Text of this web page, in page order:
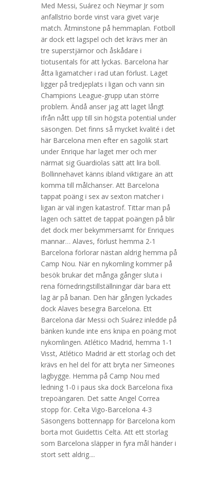
Med Messi, Suárez och Neymar Jr som
anfallstrio borde vinst vara givet varje
match. Åtminstone på hemmaplan. Fotboll
är dock ett lagspel och det krävs mer än
tre superstjärnor och åskådare i
tiotusentals för att lyckas. Barcelona har
åtta ligamatcher i rad utan förlust. Laget
ligger på tredjeplats i ligan och vann sin
Champions League-grupp utan större
problem. Ändå anser jag att laget långt
ifrån nått upp till sin högsta potential under
säsongen. Det finns så mycket kvalité i det
här Barcelona men efter en sagolik start
under Enrique har laget mer och mer
närmat sig Guardiolas sätt att lira boll.
Bollinnehavet känns ibland viktigare än att
komma till målchanser. Att Barcelona
tappat poäng i sex av sexton matcher i
ligan är väl ingen katastrof. Tittar man på
lagen och sättet de tappat poängen på blir
det dock mer bekymmersamt för Enriques
mannar… Alaves, förlust hemma 2-1
Barcelona förlorar nästan aldrig hemma på
Camp Nou. När en nykomling kommer på
besök brukar det många gånger sluta i
rena förnedringstillställningar där bara ett
lag är på banan. Den här gången lyckades
dock Alaves besegra Barcelona. Ett
Barcelona där Messi och Suárez inledde på
bänken kunde inte ens knipa en poäng mot
nykomlingen. Atlético Madrid, hemma 1-1
Visst, Atlético Madrid är ett storlag och det
krävs en hel del för att bryta ner Simeones
lagbygge. Hemma på Camp Nou med
ledning 1-0 i paus ska dock Barcelona fixa
trepoängaren. Det satte Angel Correa
stopp för. Celta Vigo-Barcelona 4-3
Säsongens bottennapp för Barcelona kom
borta mot Guidettis Celta. Att ett storlag
som Barcelona släpper in fyra mål händer i
stort sett aldrig....